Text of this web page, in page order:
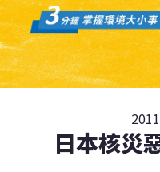
日本核災